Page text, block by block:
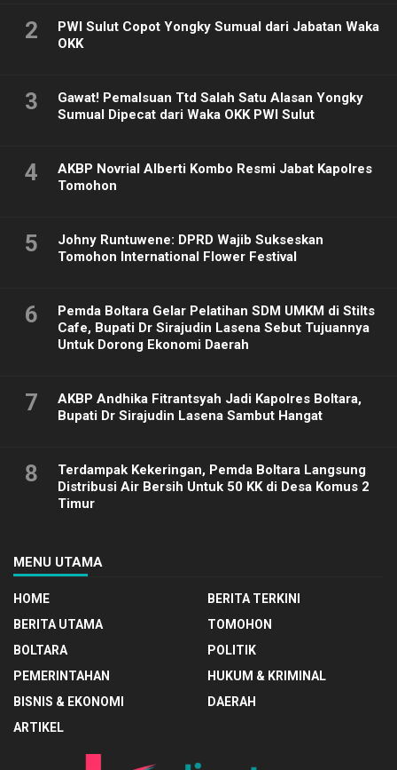
2
PWI Sulut Copot Yongky Sumual dari Jabatan Waka
OKK
3
Gawat! Pemalsuan Ttd Salah Satu Alasan Yongky
Sumual Dipecat dari Waka OKK PWI Sulut
4
AKBP Novrial Alberti Kombo Resmi Jabat Kapolres
Tomohon
5
Johny Runtuwene: DPRD Wajib Sukseskan
Tomohon International Flower Festival
6
Pemda Boltara Gelar Pelatihan SDM UMKM di Stilts
Cafe, Bupati Dr Sirajudin Lasena Sebut Tujuannya
Untuk Dorong Ekonomi Daerah
7
AKBP Andhika Fitrantsyah Jadi Kapolres Boltara,
Bupati Dr Sirajudin Lasena Sambut Hangat
8
Terdampak Kekeringan, Pemda Boltara Langsung
Distribusi Air Bersih Untuk 50 KK di Desa Komus 2
Timur
MENU UTAMA
HOME
BERITA TERKINI
BERITA UTAMA
TOMOHON
BOLTARA
POLITIK
PEMERINTAHAN
HUKUM & KRIMINAL
BISNIS & EKONOMI
DAERAH
ARTIKEL